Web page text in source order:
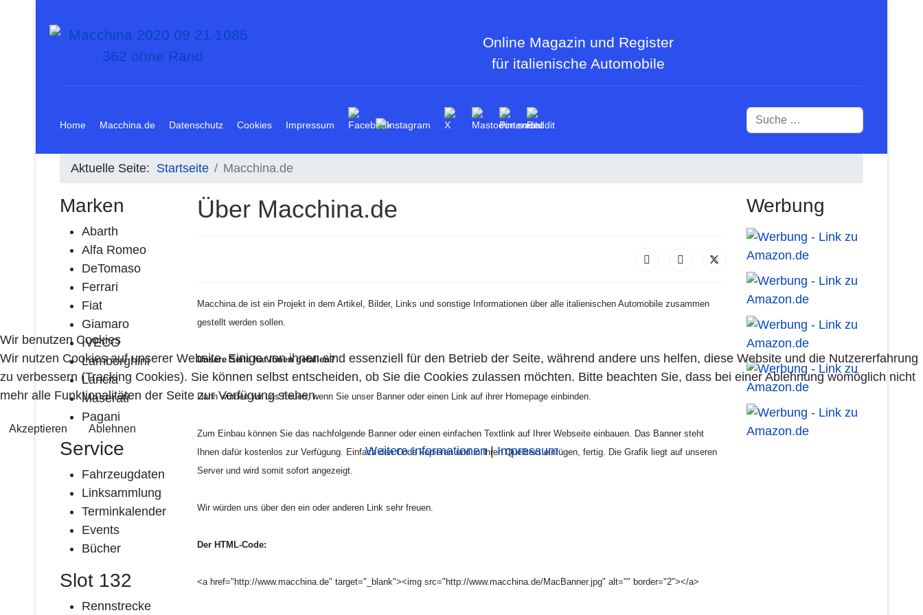
Online Magazin und Register
für italienische Automobile
Home Macchina.de Datenschutz Cookies Impressum
Suchen
Aktuelle Seite: Startseite Macchina.de
Marken
Abarth
Alfa Romeo
DeTomaso
Ferrari
Fiat
Giamaro
IVECO
Lamborghini
Lancia
Maserati
Pagani
Service
Fahrzeugdaten
Linksammlung
Terminkalender
Events
Bücher
Slot 132
Rennstrecke
Über Macchina.de
Macchina.de ist ein Projekt in dem Artikel, Bilder, Links und sonstige Informationen über alle italienischen Automobile zusammen
gestellt werden sollen.
Unsere Seite hat Ihnen gefallen?
Dann würden wir uns freuen, wenn Sie unser Banner oder einen Link auf ihrer Homepage einbinden.
Zum Einbau können Sie das nachfolgende Banner oder einen einfachen Textlink auf Ihrer Webseite einbauen. Das Banner steht
Ihnen dafür kostenlos zur Verfügung. Einfach den Code kopieren und in Ihren Quelltext einfügen, fertig. Die Grafik liegt auf unseren
Server und wird somit sofort angezeigt.
Wir würden uns über den ein oder anderen Link sehr freuen.
Der HTML-Code:
<a href="http://www.macchina.de" target="_blank"><img src="http://www.macchina.de/MacBanner.jpg" alt="" border="2"></a>
Werbung
Wir benutzen Cookies
Wir nutzen Cookies auf unserer Website. Einige von ihnen sind essenziell für den Betrieb der Seite, während andere uns helfen, diese Website und die Nutzererfahrung
zu verbessern (Tracking Cookies). Sie können selbst entscheiden, ob Sie die Cookies zulassen möchten. Bitte beachten Sie, dass bei einer Ablehnung womöglich nicht
mehr alle Funktionalitäten der Seite zur Verfügung stehen.
Akzeptieren Ablehnen
Weitere Informationen|Impressum